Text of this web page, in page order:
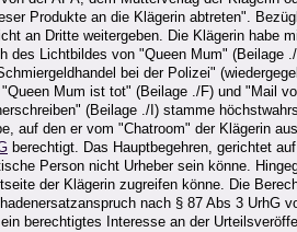
Produkte an die Klägerin abtreten".
an Dritte weitergeben. Die Klägerin habe
Lichtbildes von "Queen Mum"
bei der Polizei"
Mum ist tot" (Beilage ./F) und "Mail
(Beilage ./I) stamme
auf den er vom "Chatroom" der Klägerin
berechtigt. Das Hauptbegehren, gerichtet
Person nicht Urheber sein könne.
der Klägerin zugreifen könne. Die
nach § 87 Abs 3
berechtigtes Interesse an der